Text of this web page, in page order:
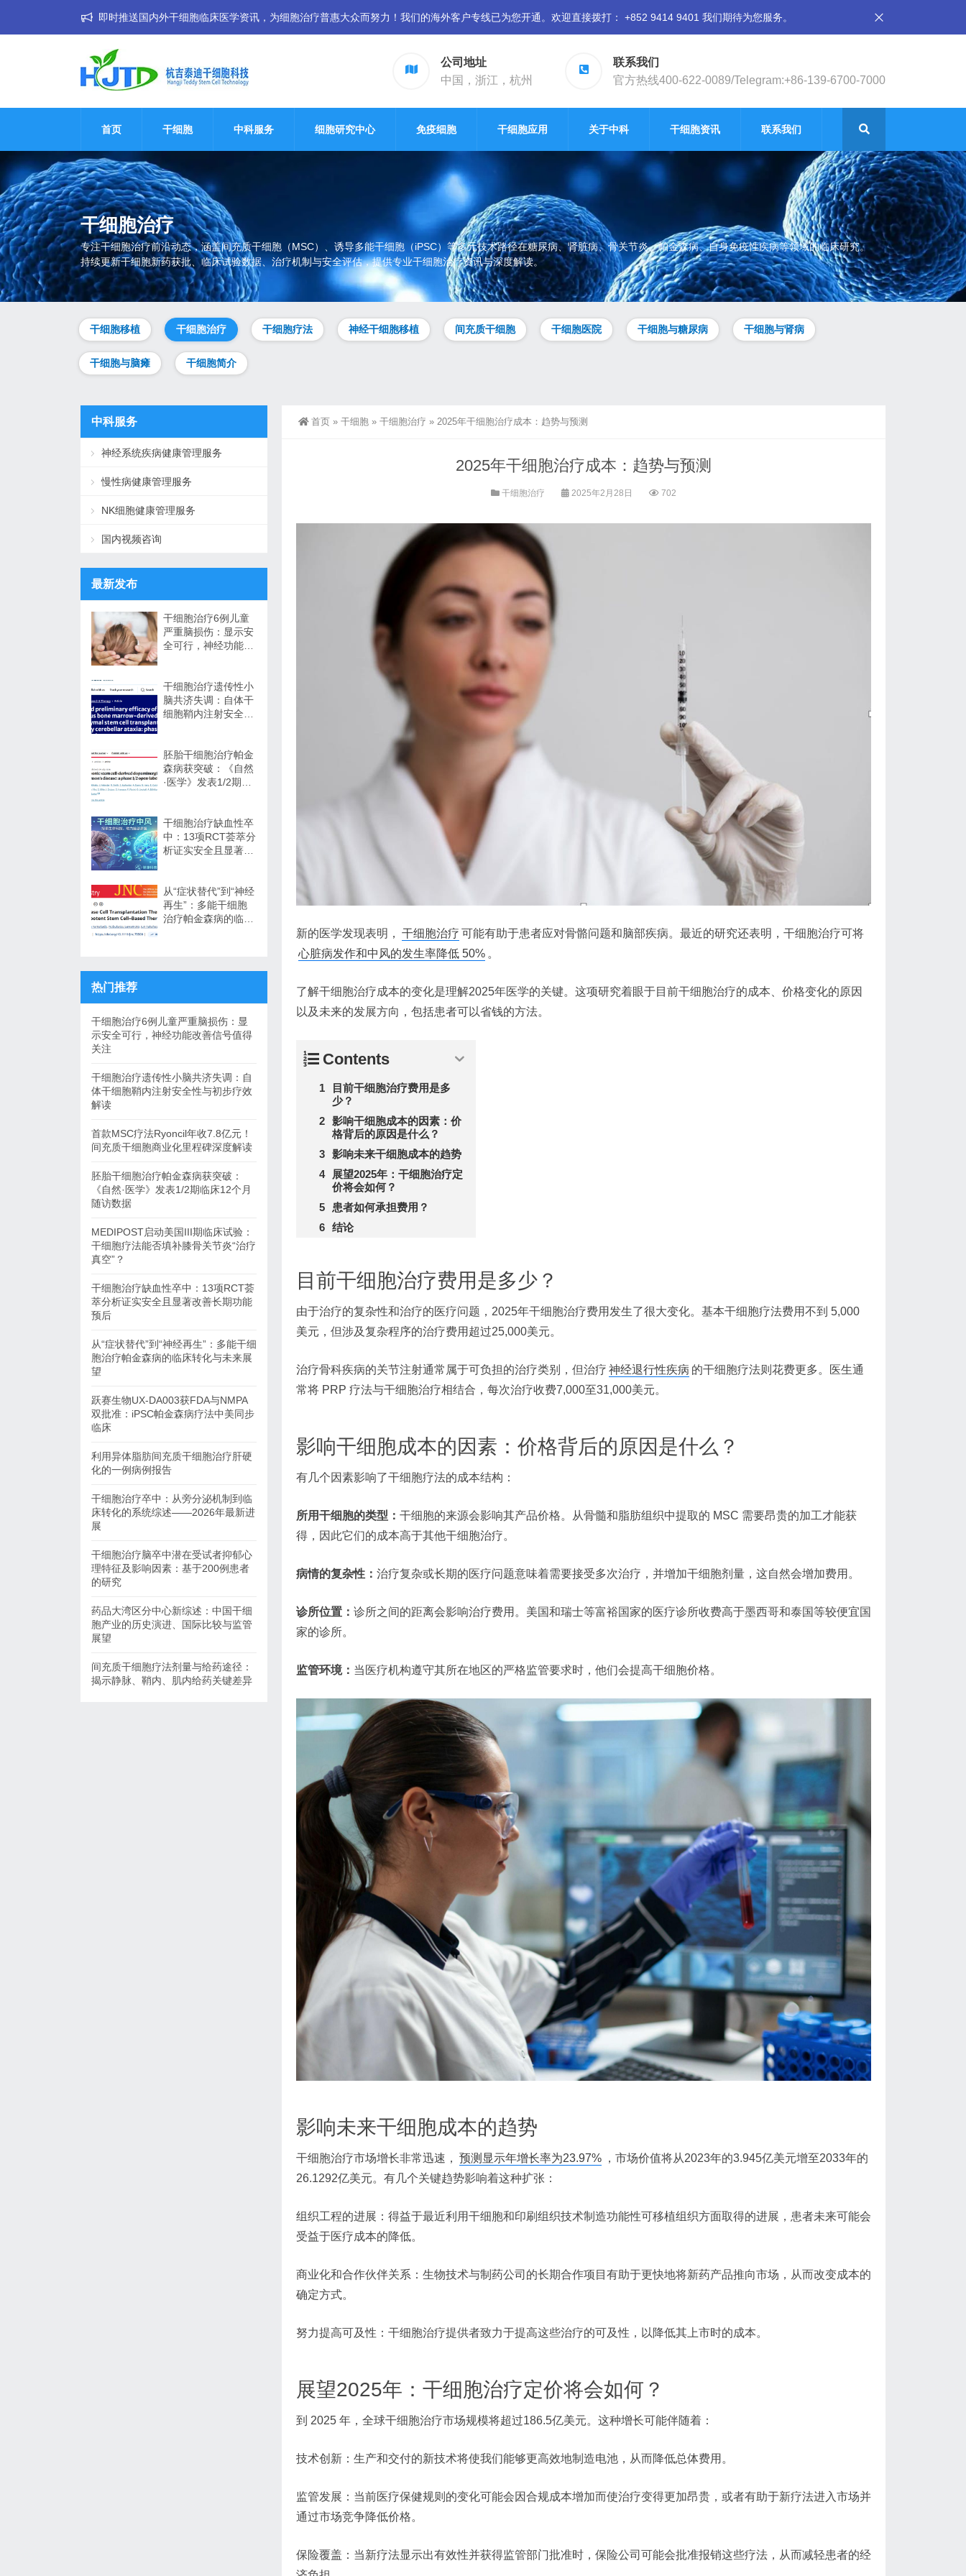
即时推送国内外干细胞临床医学资讯，为细胞治疗普惠大众而努力！我们的海外客户专线已为您开通。欢迎直接拨打： +852 9414 9401 我们期待为您服务。
公司地址
中国，浙江，杭州
联系我们
官方热线400-622-0089/Telegram:+86-139-6700-7000
首页 干细胞 中科服务 细胞研究中心 免疫细胞 干细胞应用 关于中科 干细胞资讯 联系我们
干细胞治疗
专注干细胞治疗前沿动态，涵盖间充质干细胞（MSC）、诱导多能干细胞（iPSC）等多元技术路径在糖尿病、肾脏病、骨关节炎、帕金森病、自身免疫性疾病等领域的临床研究。
持续更新干细胞新药获批、临床试验数据、治疗机制与安全评估，提供专业干细胞治疗资讯与深度解读。
干细胞移植 干细胞治疗 干细胞疗法 神经干细胞移植 间充质干细胞 干细胞医院 干细胞与糖尿病 干细胞与肾病
干细胞与脑瘫 干细胞简介
首页 » 干细胞 » 干细胞治疗 » 2025年干细胞治疗成本：趋势与预测
2025年干细胞治疗成本：趋势与预测
干细胞治疗 2025年2月28日 702
新的医学发现表明， 干细胞治疗 可能有助于患者应对骨骼问题和脑部疾病。最近的研究还表明，干细胞治疗可将
心脏病发作和中风的发生率降低 50% 。
了解干细胞治疗成本的变化是理解2025年医学的关键。这项研究着眼于目前干细胞治疗的成本、价格变化的原因
以及未来的发展方向，包括患者可以省钱的方法。
Contents
目前干细胞治疗费用是多
少？
影响干细胞成本的因素：价
格背后的原因是什么？
影响未来干细胞成本的趋势
展望2025年：干细胞治疗定
价将会如何？
患者如何承担费用？
结论
目前干细胞治疗费用是多少？
由于治疗的复杂性和治疗的医疗问题，2025年干细胞治疗费用发生了很大变化。基本干细胞疗法费用不到 5,000
美元，但涉及复杂程序的治疗费用超过25,000美元。
治疗骨科疾病的关节注射通常属于可负担的治疗类别，但治疗 神经退行性疾病 的干细胞疗法则花费更多。医生通
常将 PRP 疗法与干细胞治疗相结合，每次治疗收费7,000至31,000美元。
影响干细胞成本的因素：价格背后的原因是什么？
有几个因素影响了干细胞疗法的成本结构：
所用干细胞的类型： 干细胞的来源会影响其产品价格。从骨髓和脂肪组织中提取的 MSC 需要昂贵的加工才能获
得，因此它们的成本高于其他干细胞治疗。
病情的复杂性： 治疗复杂或长期的医疗问题意味着需要接受多次治疗，并增加干细胞剂量，这自然会增加费用。
诊所位置： 诊所之间的距离会影响治疗费用。美国和瑞士等富裕国家的医疗诊所收费高于墨西哥和泰国等较便宜国
家的诊所。
监管环境： 当医疗机构遵守其所在地区的严格监管要求时，他们会提高干细胞价格。
影响未来干细胞成本的趋势
干细胞治疗市场增长非常迅速， 预测显示年增长率为23.97% ，市场价值将从2023年的3.945亿美元增至2033年的
26.1292亿美元。有几个关键趋势影响着这种扩张：
组织工程的进展：得益于最近利用干细胞和印刷组织技术制造功能性可移植组织方面取得的进展，患者未来可能会
受益于医疗成本的降低。
商业化和合作伙伴关系：生物技术与制药公司的长期合作项目有助于更快地将新药产品推向市场，从而改变成本的
确定方式。
努力提高可及性：干细胞治疗提供者致力于提高这些治疗的可及性，以降低其上市时的成本。
展望2025年：干细胞治疗定价将会如何？
到 2025 年，全球干细胞治疗市场规模将超过186.5亿美元。这种增长可能伴随着：
技术创新：生产和交付的新技术将使我们能够更高效地制造电池，从而降低总体费用。
监管发展：当前医疗保健规则的变化可能会因合规成本增加而使治疗变得更加昂贵，或者有助于新疗法进入市场并
通过市场竞争降低价格。
保险覆盖：当新疗法显示出有效性并获得监管部门批准时，保险公司可能会批准报销这些疗法，从而减轻患者的经
中科服务
神经系统疾病健康管理服务
慢性病健康管理服务
NK细胞健康管理服务
国内视频咨询
最新发布
干细胞治疗6例儿童
严重脑损伤：显示安
全可行，神经功能改
干细胞治疗遗传性小
脑共济失调：自体干
细胞鞘内注射安全性
胚胎干细胞治疗帕金
森病获突破：《自然
·医学》发表1/2期临
干细胞治疗缺血性卒
中：13项RCT荟萃分
析证实安全且显著改
从“症状替代”到“神经
再生”：多能干细胞
治疗帕金森病的临床
热门推荐
干细胞治疗6例儿童严重脑损伤：显
示安全可行，神经功能改善信号值得
关注
干细胞治疗遗传性小脑共济失调：自
体干细胞鞘内注射安全性与初步疗效
解读
首款MSC疗法Ryoncil年收7.8亿元！
间充质干细胞商业化里程碑深度解读
胚胎干细胞治疗帕金森病获突破：
《自然·医学》发表1/2期临床12个月
随访数据
MEDIPOST启动美国III期临床试验：
干细胞疗法能否填补膝骨关节炎“治疗
真空”？
干细胞治疗缺血性卒中：13项RCT荟
萃分析证实安全且显著改善长期功能
预后
从“症状替代”到“神经再生”：多能干细
胞治疗帕金森病的临床转化与未来展
望
跃赛生物UX-DA003获FDA与NMPA
双批准：iPSC帕金森病疗法中美同步
临床
利用异体脂肪间充质干细胞治疗肝硬
化的一例病例报告
干细胞治疗卒中：从旁分泌机制到临
床转化的系统综述——2026年最新进
展
干细胞治疗脑卒中潜在受试者抑郁心
理特征及影响因素：基于200例患者
的研究
药品大湾区分中心新综述：中国干细
胞产业的历史演进、国际比较与监管
展望
间充质干细胞疗法剂量与给药途径：
揭示静脉、鞘内、肌内给药关键差异